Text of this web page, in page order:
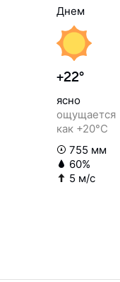
Днем
+22°
ясно
ощущается
как +20°C
755 мм
60%
5 м/с